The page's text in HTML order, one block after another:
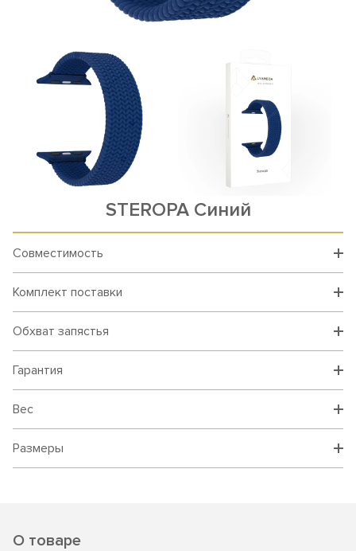
STEROPA Синий
Совместимость
Комплект поставки
Обхват запястья
Гарантия
Вес
Размеры
О товаре